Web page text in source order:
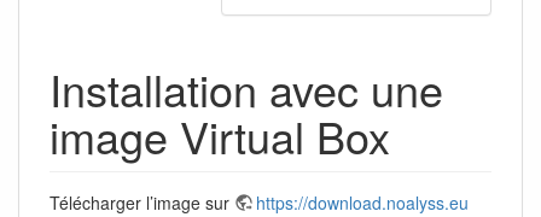
Installation avec une
image Virtual Box
Télécharger l’image sur
https://download.noalyss.eu